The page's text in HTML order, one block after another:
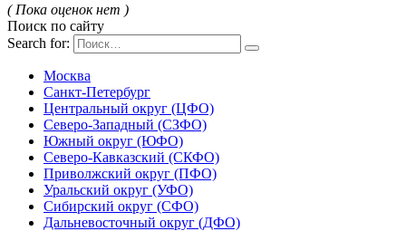
( Пока оценок нет )
Поиск по сайту
Search for:
Москва
Санкт-Петербург
Центральный округ (ЦФО)
Северо-Западный (СЗФО)
Южный округ (ЮФО)
Северо-Кавказский (СКФО)
Приволжский округ (ПФО)
Уральский округ (УФО)
Сибирский округ (СФО)
Дальневосточный округ (ДФО)